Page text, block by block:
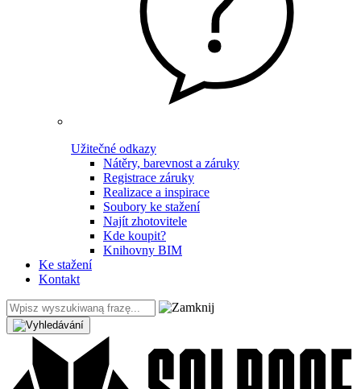
Užitečné odkazy
Nátěry, barevnost a záruky
Registrace záruky
Realizace a inspirace
Soubory ke stažení
Najít zhotovitele
Kde koupit?
Knihovny BIM
Ke stažení
Kontakt